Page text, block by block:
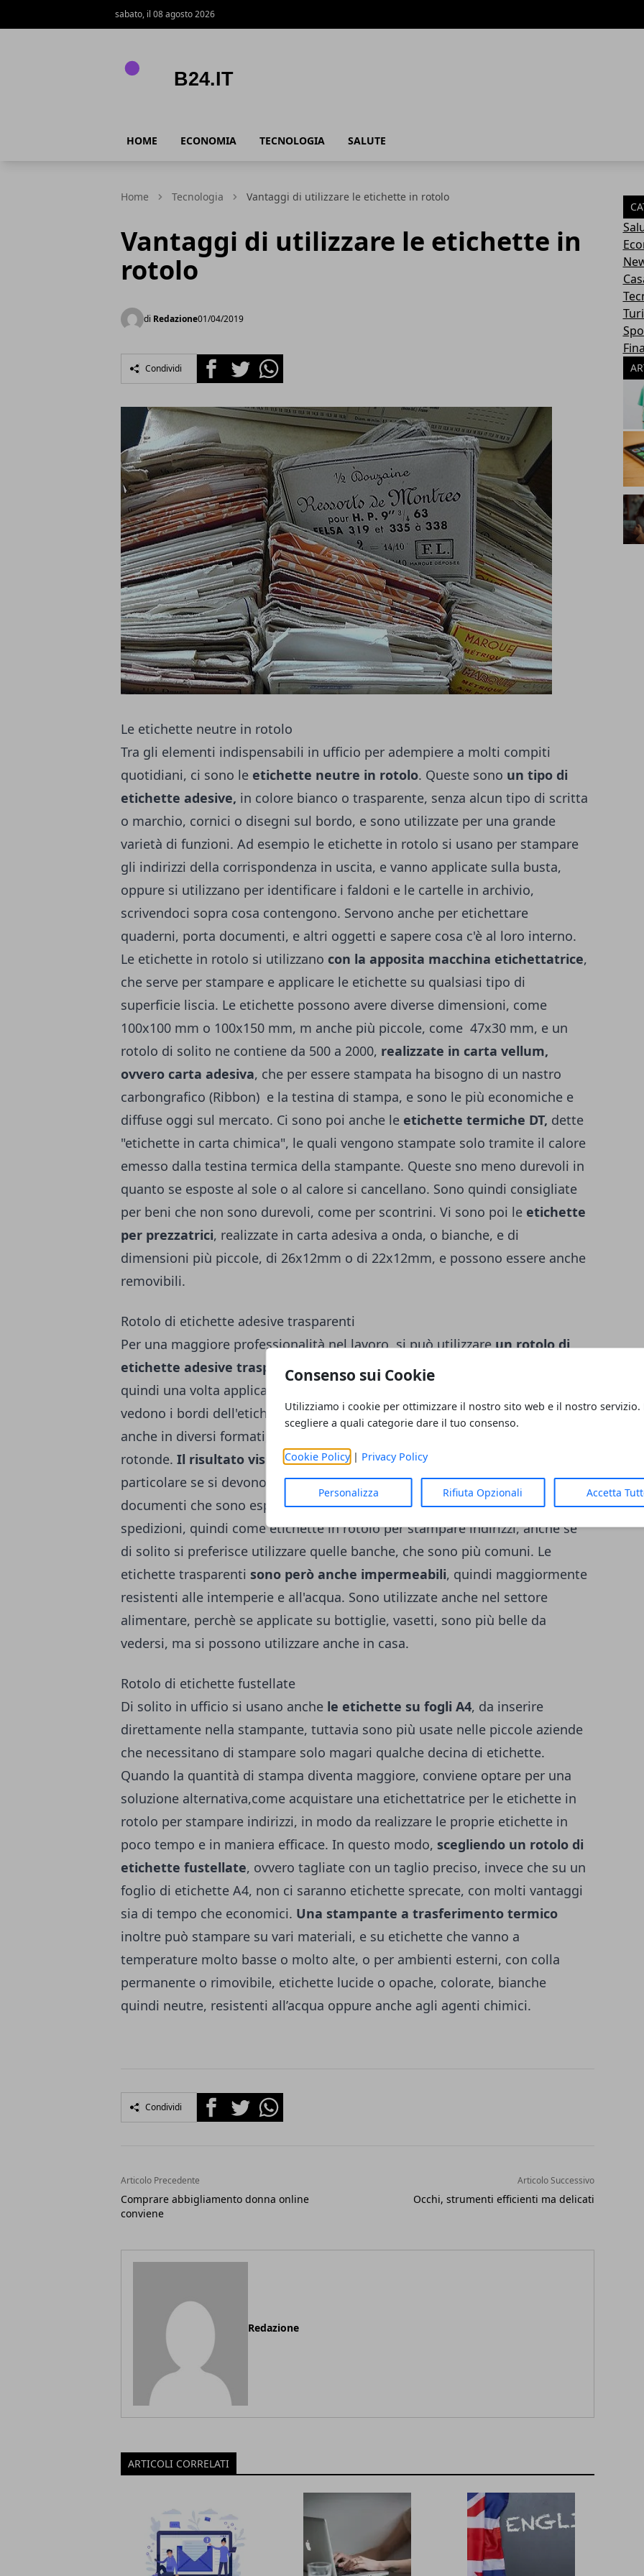
Consenso sui Cookie
Utilizziamo i cookie per ottimizzare il nostro sito web e il nostro servizio.
scegliere a quali categorie dare il tuo consenso.
Cookie Policy| Privacy Policy
Personalizza Rifiuta Opzionali Accetta
sabato, il 08 agosto 2026
HOME ECONOMIA TECNOLOGIA SALUTE
Home Tecnologia Vantaggi di utilizzare le etichette in rotolo
Vantaggi di utilizzare le etichette in
rotolo
di Redazione01/04/2019
Condividi FacebookTwitterWhatsapp
Le etichette neutre in rotolo
Tra gli elementi indispensabili in ufficio per adempiere a molti compiti
quotidiani, ci sono le etichette neutre in rotolo. Queste sono un tipo di
etichette adesive, in colore bianco o trasparente, senza alcun tipo di scritta
o marchio, cornici o disegni sul bordo, e sono utilizzate per una grande
varietà di funzioni. Ad esempio le etichette in rotolo si usano per stampare
gli indirizzi della corrispondenza in uscita, e vanno applicate sulla busta,
oppure si utilizzano per identificare i faldoni e le cartelle in archivio,
scrivendoci sopra cosa contengono. Servono anche per etichettare
quaderni, porta documenti, e altri oggetti e sapere cosa c'è al loro interno.
Le etichette in rotolo si utilizzano con la apposita macchina etichettatrice,
che serve per stampare e applicare le etichette su qualsiasi tipo di
superficie liscia. Le etichette possono avere diverse dimensioni, come
100x100 mm o 100x150 mm, m anche più piccole, come 47x30 mm, e un
rotolo di solito ne contiene da 500 a 2000, realizzate in carta vellum,
ovvero carta adesiva, che per essere stampata ha bisogno di un nastro
carbongrafico (Ribbon) e la testina di stampa, e sono le più economiche e
diffuse oggi sul mercato. Ci sono poi anche le etichette termiche DT, dette
"etichette in carta chimica", le quali vengono stampate solo tramite il calore
emesso dalla testina termica della stampante. Queste sno meno durevoli in
quanto se esposte al sole o al calore si cancellano. Sono quindi consigliate
per beni che non sono durevoli, come per scontrini. Vi sono poi le etichette
per prezzatrici, realizzate in carta adesiva a onda, o bianche, e di
dimensioni più piccole, di 26x12mm o di 22x12mm, e possono essere anche
removibili.
Rotolo di etichette adesive trasparenti
Per una maggiore professionalità nel lavoro, si può utilizzareun rotolo di
etichette adesive trasparenti
. Queste etichette infatti non hanno colore, e
quindi una volta applicate si legge solo il testo che riportano, ma non si
vedono i bordi dell'etichetta. Inoltre si possono personalizzare e si trovano
anche in diversi formati, non solo rettangolari bensì' anche ovali, quadrate,
rotonde. Il risultato visivo è molto più elegante e professionale
particolare se si devono utilizzare per l'archivio o per identificare oggetti e
documenti che sono esposti in vista. Queste si possono usare anche per le
spedizioni, quindi come etichette in rotolo per stampare indirizzi, anche se
di solito si preferisce utilizzare quelle banche, che sono più comuni. Le
etichette trasparenti sono però anche impermeabili, quindi maggiormente
resistenti alle intemperie e all'acqua. Sono utilizzate anche nel settore
alimentare, perchè se applicate su bottiglie, vasetti, sono più belle da
vedersi, ma si possono utilizzare anche in casa.
Rotolo di etichette fustellate
Di solito in ufficio si usano anche le etichette su fogli A4, da inserire
direttamente nella stampante, tuttavia sono più usate nelle piccole aziende
che necessitano di stampare solo magari qualche decina di etichette.
Quando la quantità di stampa diventa maggiore, conviene optare per una
soluzione alternativa,come acquistare una etichettatrice per le etichette in
rotolo per stampare indirizzi, in modo da realizzare le proprie etichette in
poco tempo e in maniera efficace. In questo modo, scegliendo un rotolo di
etichette fustellate, ovvero tagliate con un taglio preciso, invece che su un
foglio di etichette A4, non ci saranno etichette sprecate, con molti vantaggi
sia di tempo che economici. Una stampante a trasferimento termico
inoltre può stampare su vari materiali, e su etichette che vanno a
temperature molto basse o molto alte, o per ambienti esterni, con colla
permanente o rimovibile, etichette lucide o opache, colorate, bianche
quindi neutre, resistenti all’acqua oppure anche agli agenti chimici.
Condividi FacebookTwitterWhatsapp
Articolo Precedente
Comprare abbigliamento donna online
conviene
Articolo Successivo
Occhi, strumenti efficienti ma delicati
Redazione
ARTICOLI CORRELATI